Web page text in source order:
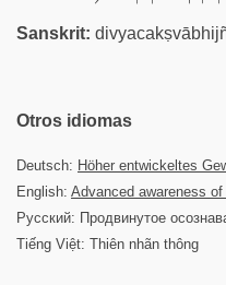
Sanskrit:
Otros idiomas
Deutsch: Höher entwickeltes
English: Advanced awareness
Русский: Продвинутое
Tiếng Việt: Thiên nhãn thông